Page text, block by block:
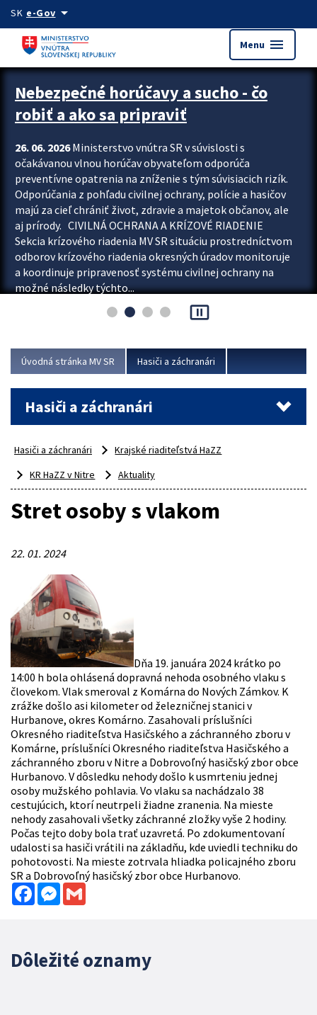
Preskocit na hlavný obsah
SK e-Govarrow_drop_down
Menu menu
Zastavit automatický posun upútavok
Nebezpečné horúčavy a sucho - čo
robiť a ako sa pripraviť
26. 06. 2026Ministerstvo vnútra SR v súvislosti s
očakávanou vlnou horúčav obyvateľom odporúča
preventívne opatrenia na zníženie s tým súvisiacich rizík.
Odporúčania z pohľadu civilnej ochrany, polície a hasičov
majú za cieľ chrániť život, zdravie a majetok občanov, ale
aj prírody. CIVILNÁ OCHRANA A KRÍZOVÉ RIADENIE
Sekcia krízového riadenia MV SR situáciu prostredníctvom
odborov krízového riadenia okresných úradov monitoruje
a koordinuje pripravenosť systému civilnej ochrany na
možné následky týchto...
pause_presentation
Úvodná stránka MV SR Hasiči a záchranári
Hasiči a záchranári
Hasiči a záchranári
Krajské riaditeľstvá HaZZ
KR HaZZ v Nitre
Aktuality
Stret osoby s vlakom
22. 01. 2024
Dňa 19. januára 2024 krátko po
14:00 h bola ohlásená dopravná nehoda osobného vlaku s
človekom. Vlak smeroval z Komárna do Nových Zámkov. K
zrážke došlo asi kilometer od železničnej stanici v
Hurbanove, okres Komárno. Zasahovali príslušníci
Okresného riaditeľstva Hasičského a záchranného zboru v
Komárne, príslušníci Okresného riaditeľstva Hasičského a
záchranného zboru v Nitre a Dobrovoľný hasičský zbor obce
Hurbanovo. V dôsledku nehody došlo k usmrteniu jednej
osoby mužského pohlavia. Vo vlaku sa nachádzalo 38
cestujúcich, ktorí neutrpeli žiadne zranenia. Na mieste
nehody zasahovali všetky záchranné zložky vyše 2 hodiny.
Počas tejto doby bola trať uzavretá. Po zdokumentovaní
udalosti sa hasiči vrátili na základňu, kde uviedli techniku do
pohotovosti. Na mieste zotrvala hliadka policajného zboru
SR a Dobrovoľný hasičský zbor obce Hurbanovo.
FacebookMessenger
Dôležité oznamy